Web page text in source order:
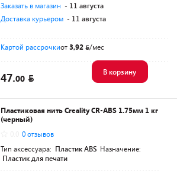
Заказать в магазин - 11 августа
Доставка курьером - 11 августа
Картой рассрочкиот3,92 /мес
47.00
В корзину
Пластиковая нить Creality CR-ABS 1.75мм 1 кг
(черный)
0 отзывов
Тип аксессуара: Пластик ABS Назначение:
Пластик для печати